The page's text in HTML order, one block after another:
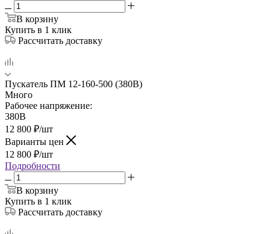
В корзину
Купить в 1 клик
Рассчитать доставку
Пускатель ПМ 12-160-500 (380В)
Много
Рабочее напряжение:
380В
12 800 ₽/шт
Варианты цен
12 800 ₽/шт
Подробности
В корзину
Купить в 1 клик
Рассчитать доставку